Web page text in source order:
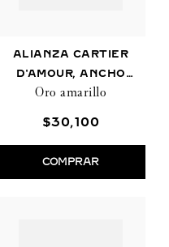
ALIANZA CARTIER
D'AMOUR, ANCHO
3,5MM
Oro amarillo
$30,100
COMPRAR